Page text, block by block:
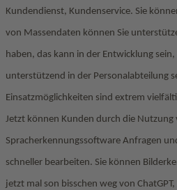
Kundendienst, Kundenservice. Sie
von Massendaten können Sie
haben, das kann in der Entwicklung
unterstützend in der Personalabteilung
Einsatzmöglichkeiten sind extrem
Jetzt können Kunden durch die Nutzung
Spracherkennungssoftware Anfragen
schneller bearbeiten. Sie können
jetzt mal son bisschen weg von